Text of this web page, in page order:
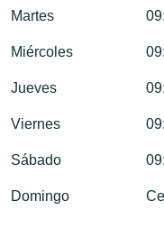
Martes
Miércoles
Jueves
Viernes
Sábado
Domingo